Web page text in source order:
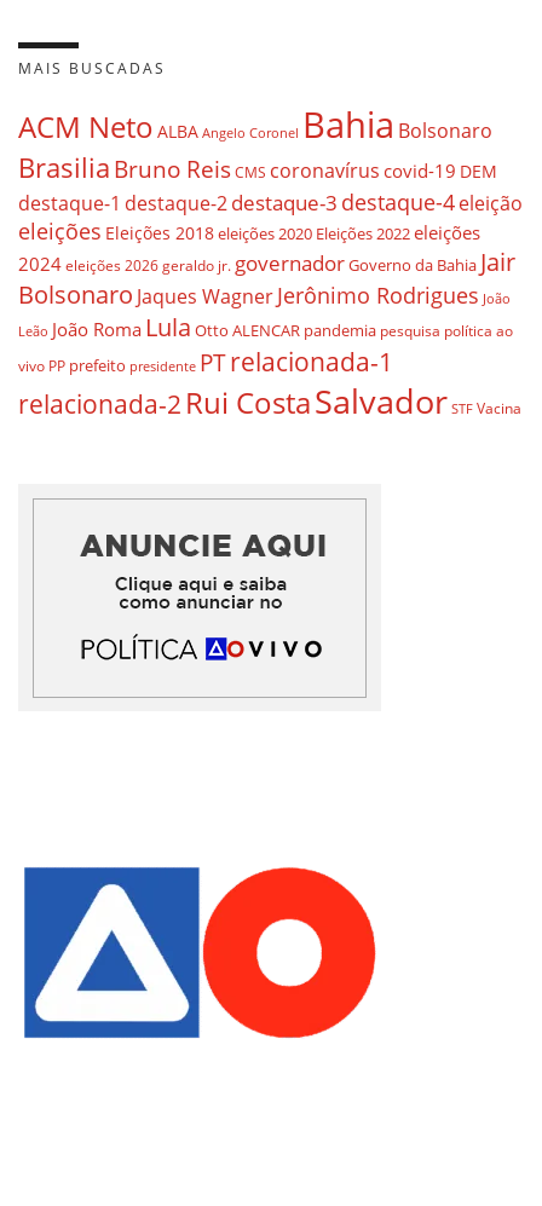
MAIS BUSCADAS
ACM Neto ALBA Angelo Coronel Bahia Bolsonaro
BrasiliaBruno ReisCMS coronavírus covid-19 DEM
destaque-1 destaque-2destaque-3 destaque-4eleição
eleições Eleições 2018eleições 2020 Eleições 2022eleições
2024 eleições 2026 geraldo jr. governadorGoverno da Bahia Jair
Bolsonaro Jaques WagnerJerônimo Rodrigues João
Leão João Roma Lula Otto ALENCAR pandemia pesquisa política ao
vivo PP prefeito presidente PTrelacionada-1
relacionada-2 Rui CostaSalvador STF Vacina